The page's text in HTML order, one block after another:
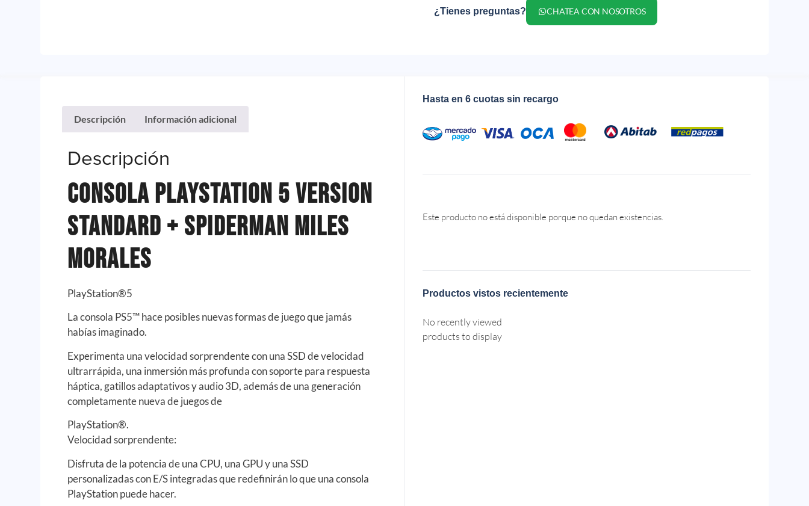
¿Tienes preguntas? CHATEA CON NOSOTROS
Descripción Información adicional
Descripción
Consola PlayStation 5 Version
Standard + Spiderman Miles
Morales
PlayStation®5
La consola PS5™ hace posibles nuevas formas de juego que jamás
habías imaginado.
Experimenta una velocidad sorprendente con una SSD de velocidad
ultrarrápida, una inmersión más profunda con soporte para respuesta
háptica, gatillos adaptativos y audio 3D, además de una generación
completamente nueva de juegos de
PlayStation®.
Velocidad sorprendente:
Disfruta de la potencia de una CPU, una GPU y una SSD
personalizadas con E/S integradas que redefinirán lo que una consola
PlayStation puede hacer.
Hasta en 6 cuotas sin recargo
Este producto no está disponible porque no quedan existencias.
Productos vistos recientemente
No recently viewed
products to display